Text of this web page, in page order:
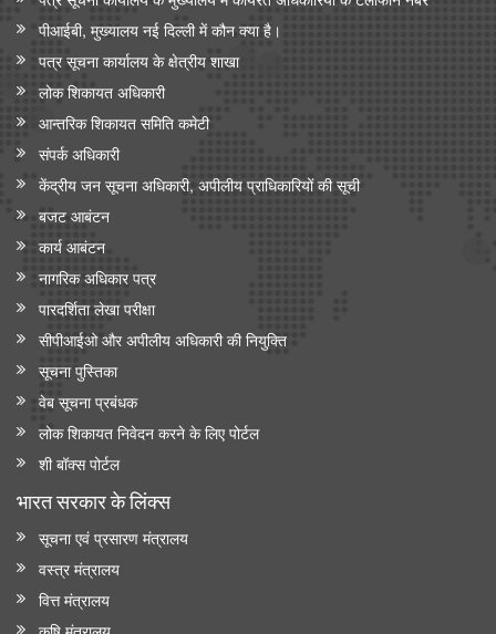
पीआईबी, मुख्यालय नई दिल्ली में कौन क्या है।
पत्र सूचना कार्यालय के क्षेत्रीय शाखा
लोक शिकायत अधिकारी
आन्‍तरिक शिकायत समिति कमेटी
संपर्क अधिकारी
केंद्रीय जन सूचना अधिकारी, अपीलीय प्राधिकारियों की सूची
बजट आबंटन
कार्य आबंटन
नागरिक अधिकार पत्र
पारदर्शिता लेखा परीक्षा
सीपीआईओ और अपी‍लीय अधिकारी की नियुक्ति
सूचना पुस्तिका
वेब सूचना प्रबंधक
लोक शिकायत निवेदन करने के लिए पोर्टल
शी बॉक्स पोर्टल
भारत सरकार के लिंक्‍स
सूचना एवं प्रसारण मंत्रालय
वस्त्र मंत्रालय
वित्त मंत्रालय